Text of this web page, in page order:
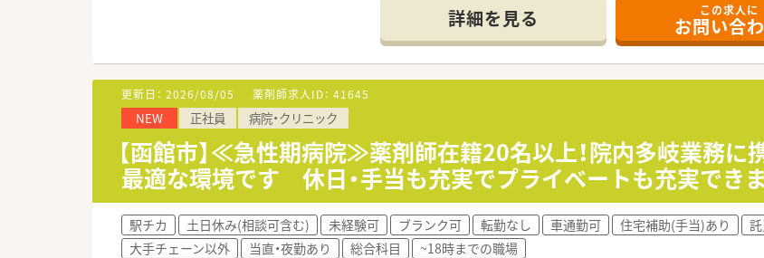
■個人の志向に合わせて、支店長や支社長を目指すマネジメントキャリア、または専門
■大学病院敷地内への出店実績を活かした病院研修制度があり、外来がん治療認定薬
す。
■アロマテラピー検定などの薬剤師免許以外の資格取得に対しても手当が支給され、幅
す。
【想定されるモデル年収】
■一般薬剤師としての採用時は年収480万円程度からのスタートとなり、経験を積むこ
■昇給は年1回、賞与は年2回の支給があり、上場企業ならではの安定した給与体系の中
■北海道などの特定地域では地域手当が高く設定されているため、地域貢献をしながら
す。
詳細を見る この求人に
お問い合
更新日： 2026/08/05 薬剤師求人ID： 41645
NEW 正社員 病院・クリニック
【函館市】≪急性期病院≫薬剤師在籍20名以上！院内多岐業務
最適な環境です 休日・手当も充実でプライベートも充実でき
駅チカ 土日休み(相談可含む) 未経験可 ブランク可 転勤なし 車通勤可 住宅補助(手当)あり
大手チェーン以外
当直・夜勤あり 総合科目 ~18時までの職場